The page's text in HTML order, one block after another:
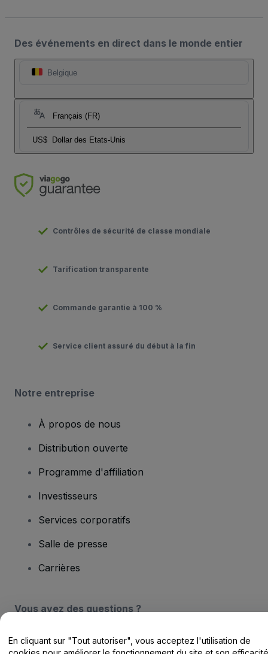
Des événements en direct dans le monde entier
Belgique
Français (FR)
US$ Dollar des Etats-Unis
Contrôles de sécurité de classe mondiale
Tarification transparente
Commande garantie à 100 %
Service client assuré du début à la fin
Notre entreprise
À propos de nous
Distribution ouverte
Programme d'affiliation
Investisseurs
Services corporatifs
Salle de presse
Carrières
Vous avez des questions ?
Centre d'assistance / Nous contacter
En cliquant sur "Tout autoriser", vous acceptez l'utilisation de